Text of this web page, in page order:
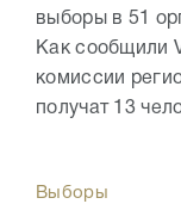
выборы в 51
Как сообщили
комиссии
получат 13
Выборы